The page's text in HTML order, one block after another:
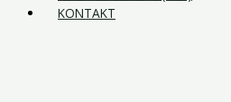
KONTAKT